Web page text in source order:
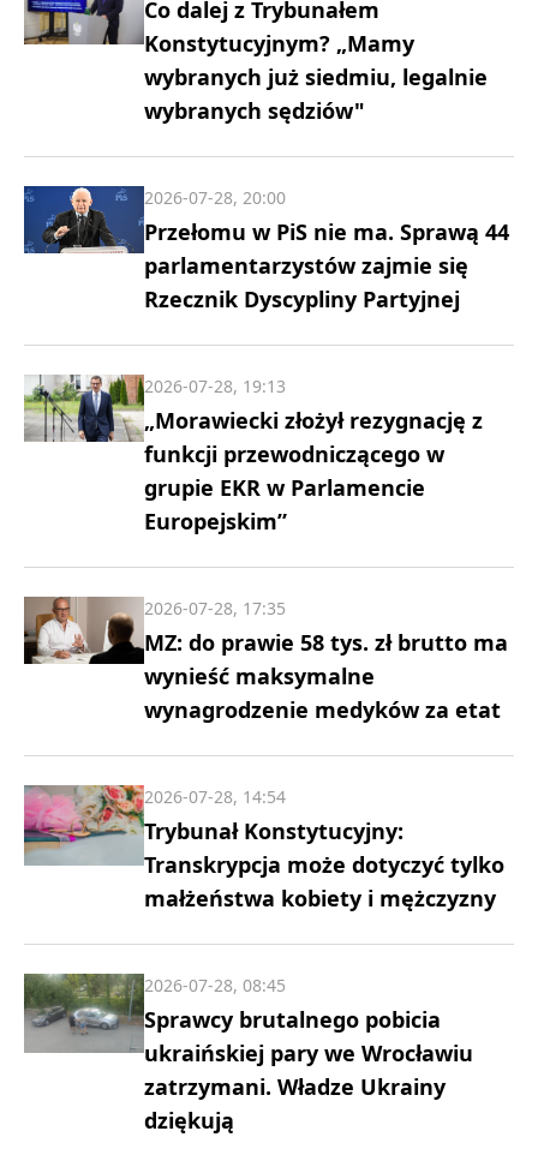
Co dalej z Trybunałem
Konstytucyjnym? „Mamy
wybranych już siedmiu, legalnie
wybranych sędziów"
Przełomu w PiS nie ma. Sprawą 44
parlamentarzystów zajmie się
Rzecznik Dyscypliny Partyjnej
2026-07-28, 20:00
„Morawiecki złożył rezygnację z
funkcji przewodniczącego w
grupie EKR w Parlamencie
Europejskim”
2026-07-28, 19:13
MZ: do prawie 58 tys. zł brutto ma
wynieść maksymalne
wynagrodzenie medyków za etat
2026-07-28, 17:35
Trybunał Konstytucyjny:
Transkrypcja może dotyczyć tylko
małżeństwa kobiety i mężczyzny
2026-07-28, 14:54
Sprawcy brutalnego pobicia
ukraińskiej pary we Wrocławiu
zatrzymani. Władze Ukrainy
dziękują
2026-07-28, 08:45